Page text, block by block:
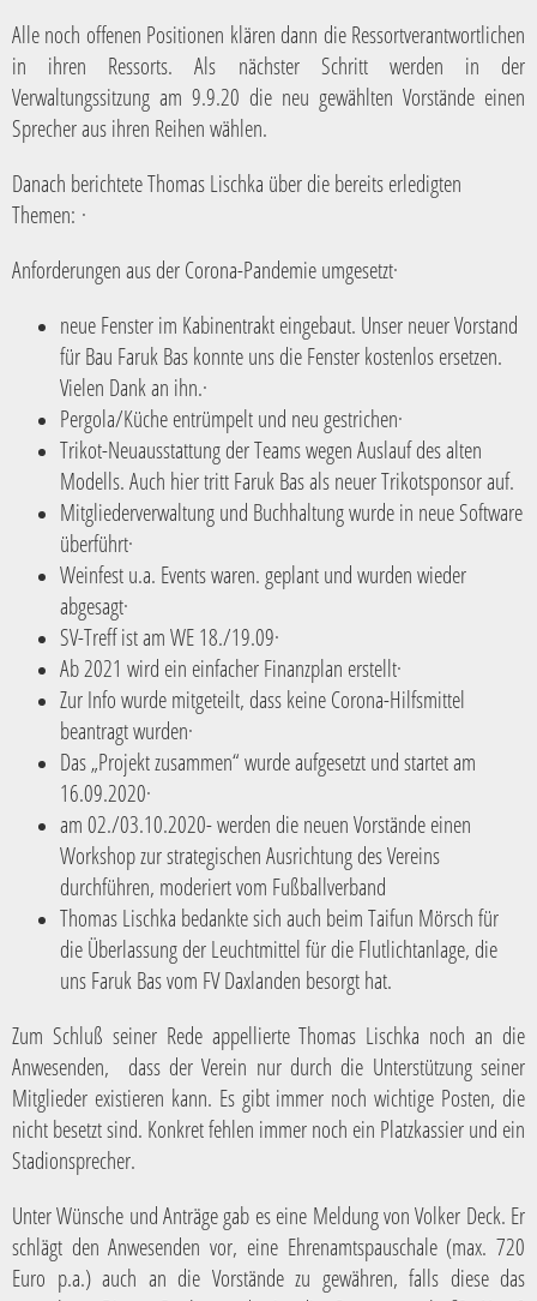
Alle noch offenen Positionen klären dann die Ressortverantwortlichen
in ihren Ressorts. Als nächster Schritt werden in der
Verwaltungssitzung am 9.9.20 die neu gewählten Vorstände einen
Sprecher aus ihren Reihen wählen.
Danach berichtete Thomas Lischka über die bereits erledigten
Themen: ·
Anforderungen aus der Corona-Pandemie umgesetzt·
neue Fenster im Kabinentrakt eingebaut. Unser neuer Vorstand
für Bau Faruk Bas konnte uns die Fenster kostenlos ersetzen.
Vielen Dank an ihn.·
Pergola/Küche entrümpelt und neu gestrichen·
Trikot-Neuausstattung der Teams wegen Auslauf des alten
Modells. Auch hier tritt Faruk Bas als neuer Trikotsponsor auf.
Mitgliederverwaltung und Buchhaltung wurde in neue Software
überführt·
Weinfest u.a. Events waren. geplant und wurden wieder
abgesagt·
SV-Treff ist am WE 18./19.09·
Ab 2021 wird ein einfacher Finanzplan erstellt·
Zur Info wurde mitgeteilt, dass keine Corona-Hilfsmittel
beantragt wurden·
Das „Projekt zusammen“ wurde aufgesetzt und startet am
16.09.2020·
am 02./03.10.2020- werden die neuen Vorstände einen
Workshop zur strategischen Ausrichtung des Vereins
durchführen, moderiert vom Fußballverband
Thomas Lischka bedankte sich auch beim Taifun Mörsch für
die Überlassung der Leuchtmittel für die Flutlichtanlage, die
uns Faruk Bas vom FV Daxlanden besorgt hat.
Zum Schluß seiner Rede appellierte Thomas Lischka noch an die
Anwesenden, dass der Verein nur durch die Unterstützung seiner
Mitglieder existieren kann. Es gibt immer noch wichtige Posten, die
nicht besetzt sind. Konkret fehlen immer noch ein Platzkassier und ein
Stadionsprecher.
Unter Wünsche und Anträge gab es eine Meldung von Volker Deck. Er
schlägt den Anwesenden vor, eine Ehrenamtspauschale (max. 720
Euro p.a.) auch an die Vorstände zu gewähren, falls diese das